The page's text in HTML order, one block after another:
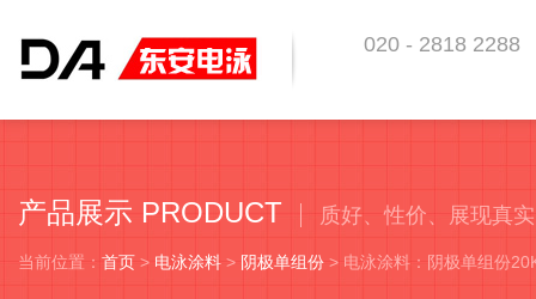
020 - 2818 2288
产品展示 PRODUCT 质好、性价、展现真实
当前位置： 首页 > 电泳涂料 > 阴极单组份 > 电泳涂料：阴极单组份